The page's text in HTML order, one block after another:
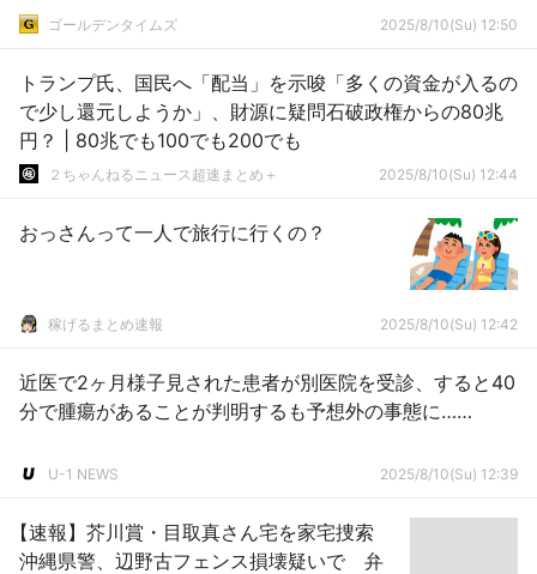
ゴールデンタイムズ 2025/8/10(Su) 12:50
トランプ氏、国民へ「配当」を示唆「多くの資金が入るの
で少し還元しようか」、財源に疑問石破政権からの80兆
円？ | 80兆でも100でも200でも
２ちゃんねるニュース超速まとめ＋ 2025/8/10(Su) 12:44
おっさんって一人で旅行に行くの？
稼げるまとめ速報 2025/8/10(Su) 12:42
近医で2ヶ月様子見された患者が別医院を受診、すると40
分で腫瘍があることが判明するも予想外の事態に……
U-1 NEWS 2025/8/10(Su) 12:39
【速報】芥川賞・目取真さん宅を家宅捜索
沖縄県警、辺野古フェンス損壊疑いで 弁